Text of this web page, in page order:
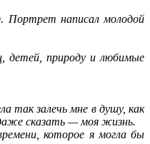
Портрет написал молодой
детей, природу и любимые
так залечь мне в душу, как
сказать — моя жизнь.
которое я могла бы